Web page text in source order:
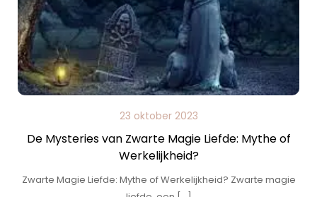
23 oktober 2023
De Mysteries van Zwarte Magie Liefde: Mythe of
Werkelijkheid?
Zwarte Magie Liefde: Mythe of Werkelijkheid? Zwarte magie